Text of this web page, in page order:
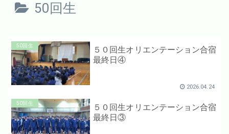
50回生
50回生
５０回生オリエンテーション合宿
最終日④
2026.04.24
50回生
５０回生オリエンテーション合宿
最終日③